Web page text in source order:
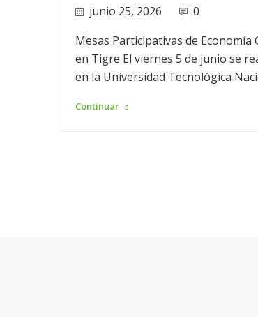
junio 25, 2026
0
Mesas Participativas de Economía
en Tigre El viernes 5 de junio se
en la Universidad Tecnológica
Continuar